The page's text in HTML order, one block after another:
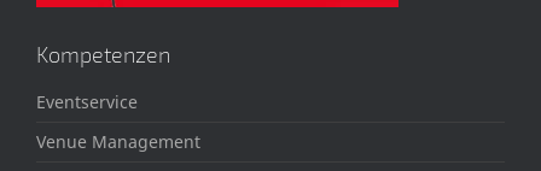
Kompetenzen
Eventservice
Venue Management